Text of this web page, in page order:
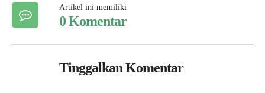
Artikel ini memiliki
0 Komentar
Tinggalkan Komentar